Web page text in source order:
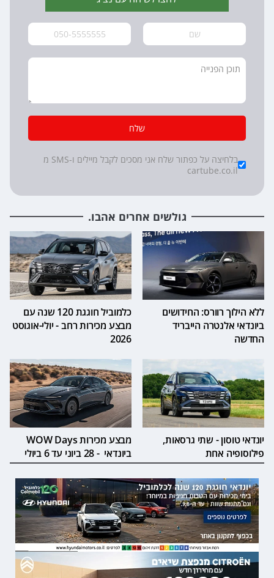
שלח
Checkboxes
*
בלחיצה על כפתור שלח אני מסכים לקבל מיילים ו-SMS מ
cartube.co.il
גולשים אחרים אהבו.
ללא הילוך רוורס: החידושים
ביונדאי אלנטרה הייבריד
החדשה
כלמוביל חוגגת 120 שנה עם
מבצע מכירות רחב - יולי-אוגוסט
2026
יונדאי טוסון - שתי גרסאות,
פילוסופיה אחת
מבצע מכירות WOW Days
ביונדאי - 28 ביוני עד 6 ביולי